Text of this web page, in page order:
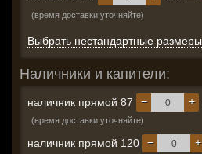
(время доставки уточняйте)
Выбрать нестандартные размеры
Наличники и капители:
наличник прямой 87 +
−
(время доставки уточняйте)
наличник прямой 120 +
−